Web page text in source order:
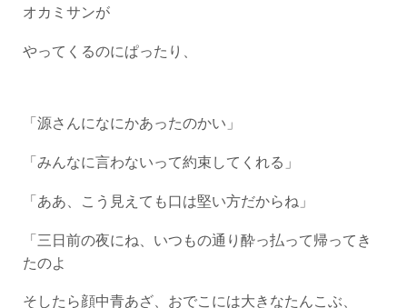
オカミサンが
やってくるのにぱったり、
「源さんになにかあったのかい」
「みんなに言わないって約束してくれる」
「ああ、こう見えても口は堅い方だからね」
「三日前の夜にね、いつもの通り酔っ払って帰ってき
たのよ
そしたら顔中青あざ、おでこには大きなたんこぶ、